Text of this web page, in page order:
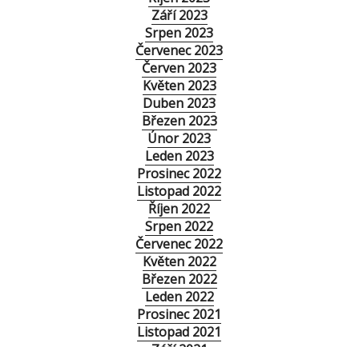
Září 2023
Srpen 2023
Červenec 2023
Červen 2023
Květen 2023
Duben 2023
Březen 2023
Únor 2023
Leden 2023
Prosinec 2022
Listopad 2022
Říjen 2022
Srpen 2022
Červenec 2022
Květen 2022
Březen 2022
Leden 2022
Prosinec 2021
Listopad 2021